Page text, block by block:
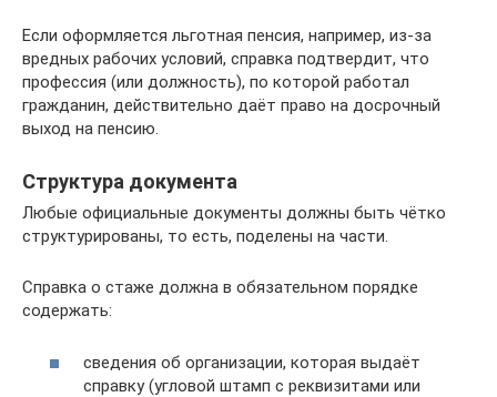
Если оформляется льготная пенсия, например, из‑за
вредных рабочих условий, справка подтвердит, что
профессия (или должность), по которой работал
гражданин, действительно даёт право на досрочный
выход на пенсию.
Структура документа
Любые официальные документы должны быть чётко
структурированы, то есть, поделены на части.
Справка о стаже должна в обязательном порядке
содержать:
сведения об организации, которая выдаёт
справку (угловой штамп с реквизитами или